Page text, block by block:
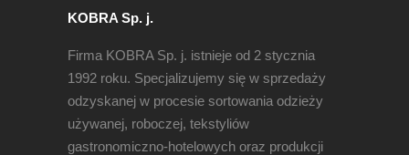
KOBRA Sp. j.
Firma KOBRA Sp. j. istnieje od 2 stycznia
1992 roku. Specjalizujemy się w sprzedaży
odzyskanej w procesie sortowania odzieży
używanej, roboczej, tekstyliów
gastronomiczno-hotelowych oraz produkcji